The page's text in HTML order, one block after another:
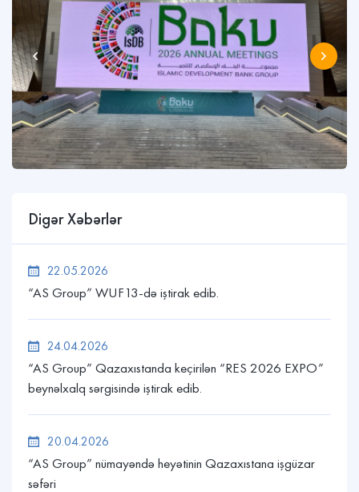
Digər Xəbərlər
22.05.2026
“AS Group” WUF13-də iştirak edib.
24.04.2026
“AS Group” Qazaxıstanda keçirilən “RES 2026 EXPO”
beynəlxalq sərgisində iştirak edib.
20.04.2026
“AS Group” nümayəndə heyətinin Qazaxıstana işgüzar
səfəri